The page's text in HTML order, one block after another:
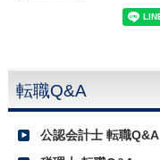
転職Q&A
公認会計士 転職Q&A